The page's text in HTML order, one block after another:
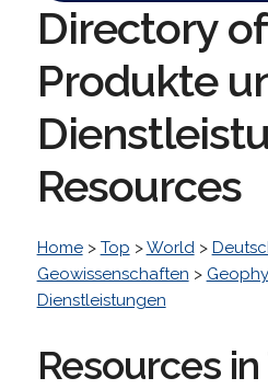
Directory of
Produkte
Resources
Home> Top >World>
Geowissenschaften >
Dienstleistungen
Resources